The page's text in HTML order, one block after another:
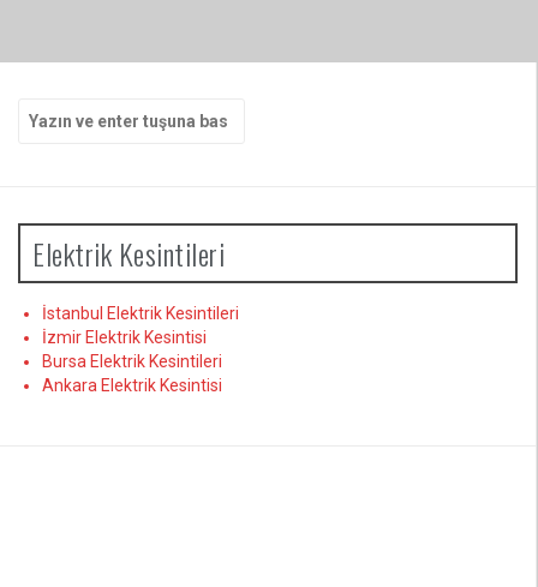
yap:
Elektrik Kesintileri
İstanbul Elektrik Kesintileri
İzmir Elektrik Kesintisi
Bursa Elektrik Kesintileri
Ankara Elektrik Kesintisi